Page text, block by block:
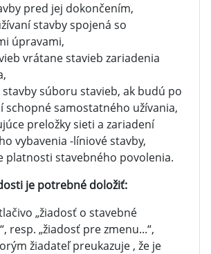
pred jej dokončením,
stavby spojená so
úpravami,
vrátane stavieb zariadenia
súboru stavieb, ak budú po
schopné samostatného užívania,
preložky sieti a zariadení
vybavenia -líniové stavby,
platnosti stavebného povolenia.
je potrebné doložiť:
„žiadosť o stavebné
resp. „žiadosť pre zmenu...“,
žiadateľ preukazuje , že je